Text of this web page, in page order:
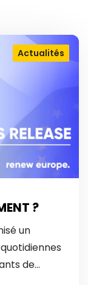
Actualités
?
un
de